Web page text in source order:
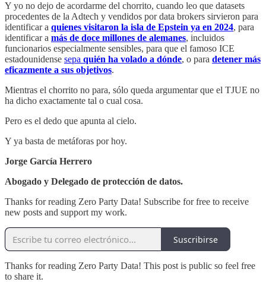
Y yo no dejo de acordarme del chorrito, cuando leo que datasets
procedentes de la Adtech y vendidos por data brokers sirvieron para
identificar a quienes visitaron la isla de Epstein ya en 2024, para
identificar a más de doce millones de alemanes, incluidos
funcionarios especialmente sensibles, para que el famoso ICE
estadounidense sepa quién ha volado a dónde, o para detener más
eficazmente a sus objetivos.
Mientras el chorrito no para, sólo queda argumentar que el TJUE no
ha dicho exactamente tal o cual cosa.
Pero es el dedo que apunta al cielo.
Y ya basta de metáforas por hoy.
Jorge García Herrero
Abogado y Delegado de protección de datos.
Thanks for reading Zero Party Data! Subscribe for free to receive
new posts and support my work.
Suscribirse
Thanks for reading Zero Party Data! This post is public so feel free
to share it.